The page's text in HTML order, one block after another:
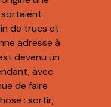
de trucs et
adresse à
devenu un
avec
de faire
: sortir,